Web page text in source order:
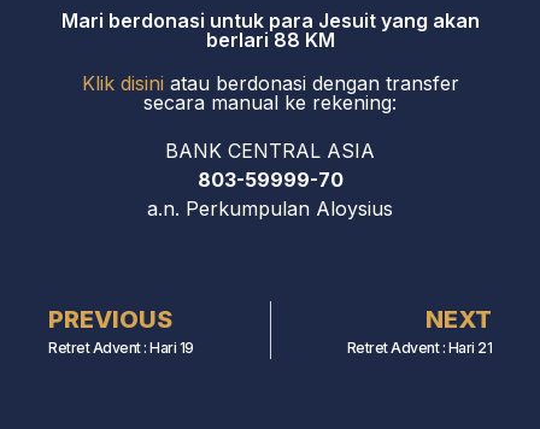
Mari berdonasi untuk para Jesuit yang akan
berlari 88 KM
Klik disini atau berdonasi dengan transfer
secara manual ke rekening:
BANK CENTRAL ASIA
803-59999-70
a.n. Perkumpulan Aloysius
PREVIOUS
Retret Advent : Hari 19
NEXT
Retret Advent : Hari 21